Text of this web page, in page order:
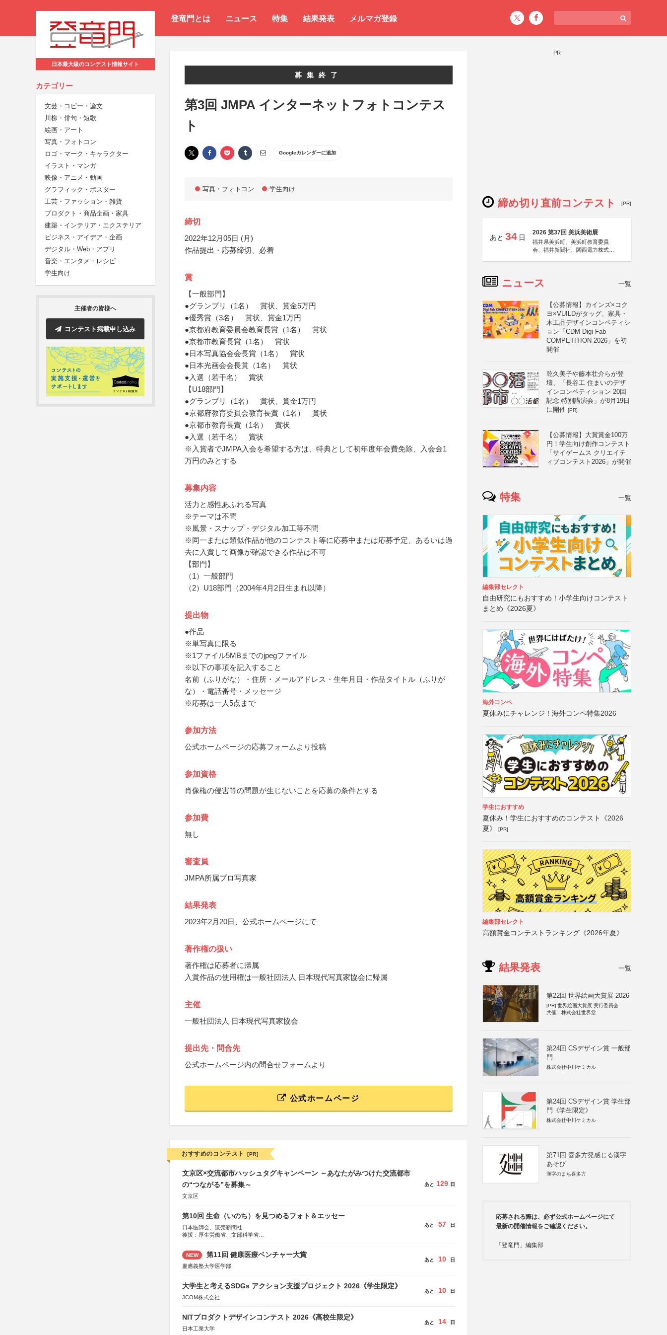
登竜門とは ニュース 特集 結果発表 メルマガ登録
日本最大級のコンテスト情報サイト
カテゴリー
文芸・コピー・論文
川柳・俳句・短歌
絵画・アート
写真・フォトコン
ロゴ・マーク・キャラクター
イラスト・マンガ
映像・アニメ・動画
グラフィック・ポスター
工芸・ファッション・雑貨
プロダクト・商品企画・家具
建築・インテリア・エクステリア
ビジネス・アイデア・企画
デジタル・Web・アプリ
音楽・エンタメ・レシピ
学生向け
主催者の皆様へ
コンテスト掲載申し込み
募集終了
第3回 JMPA インターネットフォトコンテス
ト
Googleカレンダーに追加
写真・フォトコン 学生向け
締切
2022年12月05日 (月)
作品提出・応募締切、必着
賞
【一般部門】
●グランプリ（1名） 賞状、賞金5万円
●優秀賞（3名） 賞状、賞金1万円
●京都府教育委員会教育長賞（1名） 賞状
●京都市教育長賞（1名） 賞状
●日本写真協会会長賞（1名） 賞状
●日本光画会会長賞（1名） 賞状
●入選（若干名） 賞状
【U18部門】
●グランプリ（1名） 賞状、賞金1万円
●京都府教育委員会教育長賞（1名） 賞状
●京都市教育長賞（1名） 賞状
●入選（若干名） 賞状
※入賞者でJMPA入会を希望する方は、特典として初年度年会費免除、入会金1
万円のみとする
募集内容
活力と感性あふれる写真
※テーマは不問
※風景・スナップ・デジタル加工等不問
※同一または類似作品が他のコンテスト等に応募中または応募予定、あるいは過
去に入賞して画像が確認できる作品は不可
【部門】
（1）一般部門
（2）U18部門（2004年4月2日生まれ以降）
提出物
●作品
※単写真に限る
※1ファイル5MBまでのjpegファイル
※以下の事項を記入すること
名前（ふりがな）・住所・メールアドレス・生年月日・作品タイトル（ふりが
な）・電話番号・メッセージ
※応募は一人5点まで
参加方法
公式ホームページの応募フォームより投稿
参加資格
肖像権の侵害等の問題が生じないことを応募の条件とする
参加費
無し
審査員
JMPA所属プロ写真家
結果発表
2023年2月20日、公式ホームページにて
著作権の扱い
著作権は応募者に帰属
入賞作品の使用権は一般社団法人 日本現代写真家協会に帰属
主催
一般社団法人 日本現代写真家協会
提出先・問合先
公式ホームページ内の問合せフォームより
公式ホームページ
おすすめのコンテスト [PR]
文京区×交流都市ハッシュタグキャンペーン ～あなたがみつけた交流都市
の“つながる”を募集～
文京区
あと 129 日
第10回 生命（いのち）を見つめるフォト＆エッセー
日本医師会、読売新聞社
後援：厚生労働省、文部科学省
あと 57 日
NEW 第11回 健康医療ベンチャー大賞
慶應義塾大学医学部
あと 10 日
大学生と考えるSDGs アクション支援プロジェクト 2026《学生限定》
JCOM株式会社
あと 10 日
NITプロダクトデザインコンテスト 2026《高校生限定》
日本工業大学
あと 14 日
PR
締め切り直前コンテスト [PR]
あと 34 日
2026 第37回 美浜美術展
福井県美浜町、美浜町教育委員
会、福井新聞社、関西電力株式会
ニュース 一覧
【公募情報】カインズ×コク
ヨ×VUILDがタッグ、家具・
木工品デザインコンペティシ
ョン「CDM Digi Fab
COMPETITION 2026」を初
開催
乾久美子や藤本壮介らが登
壇、「長谷工 住まいのデザ
インコンペティション 20回
記念 特別講演会」が8月19日
に開催 [PR]
【公募情報】大賞賞金100万
円！学生向け創作コンテスト
「サイゲームス クリエイテ
ィブコンテスト2026」が開催
特集 一覧
編集部セレクト
自由研究にもおすすめ！小学生向けコンテスト
まとめ《2026夏》
海外コンペ
夏休みにチャレンジ！海外コンペ特集2026
学生におすすめ
夏休み！学生におすすめのコンテスト《2026
夏》
[PR]
編集部セレクト
高額賞金コンテストランキング《2026年夏》
結果発表 一覧
第22回 世界絵画大賞展 2026
[PR] 世界絵画大賞展 実行委員会
共催：株式会社世界堂
第24回 CSデザイン賞 一般部
門
株式会社中川ケミカル
第24回 CSデザイン賞 学生部
門《学生限定》
株式会社中川ケミカル
第71回 喜多方発感じる漢字
あそび
漢字のまち喜多方
応募される際は、必ず公式ホームページにて
最新の開催情報をご確認ください。
「登竜門」編集部